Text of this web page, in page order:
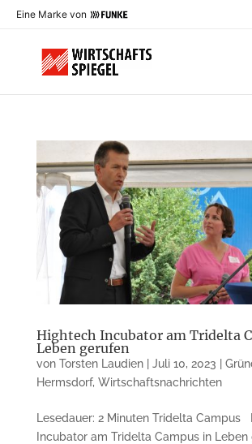
Eine Marke von
Hightech Incubator am Tridelta
Leben gerufen
von Torsten Laudien| Juli 10, 2023 |
Hermsdorf, Wirtschaftsnachrichten
Lesedauer: 2 Minuten Tridelta Campus
Incubator am Tridelta Campus in Leben